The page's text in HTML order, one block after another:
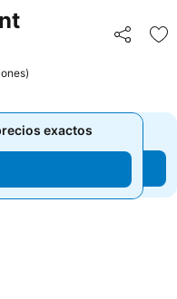
Compartir
)
exactos
exactos